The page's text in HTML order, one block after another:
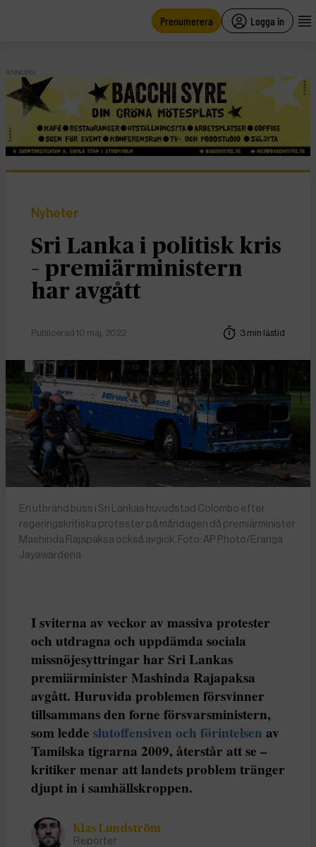
Prenumerera Logga in
ANNONS
Nyheter
Sri Lanka i politisk kris
– premiärministern
har avgått
Publicerad 10 maj, 2022 3 min lästid
En utbränd buss i Sri Lankas huvudstad Colombo efter
regeringskritiska protester på måndagen då premiärminister
Mashinda Rajapaksa också avgick. Foto: AP Photo/Eranga
Jayawardena
I sviterna av veckor av massiva protester
och utdragna och uppdämda sociala
missnöjesyttringar har Sri Lankas
premiärminister Mashinda Rajapaksa
avgått. Huruvida problemen försvinner
tillsammans den forne försvarsministern,
som ledde slutoffensiven och förintelsen av
Tamilska tigrarna 2009, återstår att se –
kritiker menar att landets problem tränger
djupt in i samhällskroppen.
Klas Lundström
Reporter